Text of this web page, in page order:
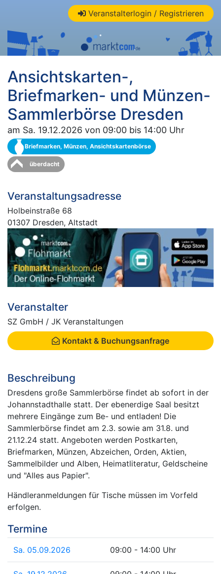
Veranstalterlogin / Registrieren
Ansichtskarten-,
Briefmarken- und Münzen-
Sammlerbörse Dresden
am Sa. 19.12.2026 von 09:00 bis 14:00 Uhr
Briefmarken, Münzen, Ansichtskartenbörse
überdacht
Veranstaltungsadresse
Holbeinstraße 68
01307 Dresden, Altstadt
Veranstalter
SZ GmbH / JK Veranstaltungen
Kontakt & Buchungsanfrage
Beschreibung
Dresdens große Sammlerbörse findet ab sofort in der
Johannstadthalle statt. Der ebenerdige Saal besitzt
mehrere Eingänge zum Be- und entladen! Die
Sammlerbörse findet am 2.3. sowie am 31.8. und
21.12.24 statt. Angeboten werden Postkarten,
Briefmarken, Münzen, Abzeichen, Orden, Aktien,
Sammelbilder und Alben, Heimatliteratur, Geldscheine
und "Alles aus Papier".
Händleranmeldungen für Tische müssen im Vorfeld
erfolgen.
Termine
Sa. 05.09.2026 09:00 - 14:00 Uhr